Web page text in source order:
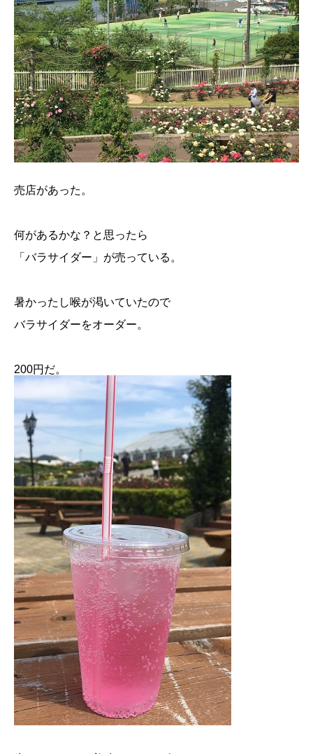
売店があった。
何があるかな？と思ったら
「バラサイダー」が売っている。
暑かったし喉が渇いていたので
バラサイダーをオーダー。
200円だ。